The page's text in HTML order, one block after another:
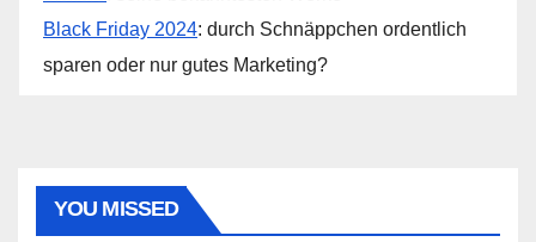
Black Friday 2024: durch Schnäppchen ordentlich
sparen oder nur gutes Marketing?
YOU MISSED